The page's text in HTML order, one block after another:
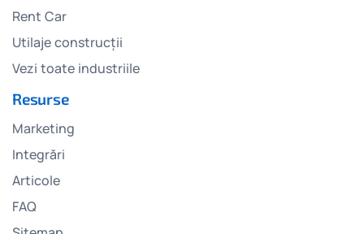
Rent Car
Utilaje construcții
Vezi toate industriile
Resurse
Marketing
Integrări
Articole
FAQ